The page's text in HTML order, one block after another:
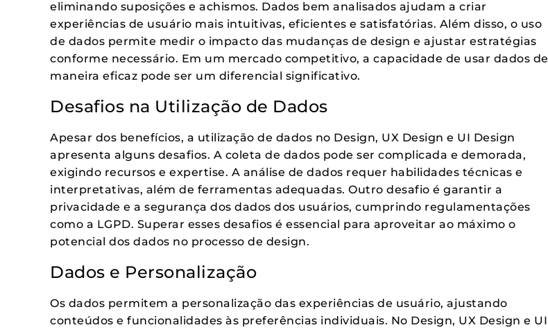
eliminando suposições e achismos. Dados bem analisados ajudam a criar
experiências de usuário mais intuitivas, eficientes e satisfatórias. Além disso, o uso
de dados permite medir o impacto das mudanças de design e ajustar estratégias
conforme necessário. Em um mercado competitivo, a capacidade de usar dados de
maneira eficaz pode ser um diferencial significativo.
Desafios na Utilização de Dados
Apesar dos benefícios, a utilização de dados no Design, UX Design e UI Design
apresenta alguns desafios. A coleta de dados pode ser complicada e demorada,
exigindo recursos e expertise. A análise de dados requer habilidades técnicas e
interpretativas, além de ferramentas adequadas. Outro desafio é garantir a
privacidade e a segurança dos dados dos usuários, cumprindo regulamentações
como a LGPD. Superar esses desafios é essencial para aproveitar ao máximo o
potencial dos dados no processo de design.
Dados e Personalização
Os dados permitem a personalização das experiências de usuário, ajustando
conteúdos e funcionalidades às preferências individuais. No Design, UX Design e UI